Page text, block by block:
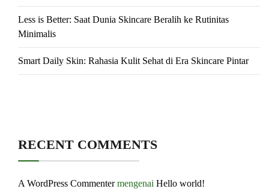
Less is Better: Saat Dunia Skincare Beralih ke Rutinitas
Minimalis
Smart Daily Skin: Rahasia Kulit Sehat di Era Skincare Pintar
RECENT COMMENTS
A WordPress Commentermengenai Hello world!